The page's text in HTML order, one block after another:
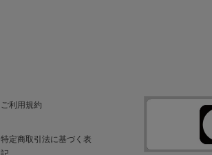
ご利用規約
特定商取引法に基づく表